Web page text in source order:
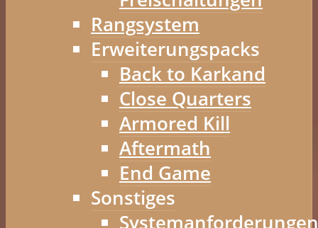
Rangsystem
Erweiterungspacks
Back to Karkand
Close Quarters
Armored Kill
Aftermath
End Game
Sonstiges
Systemanforderungen